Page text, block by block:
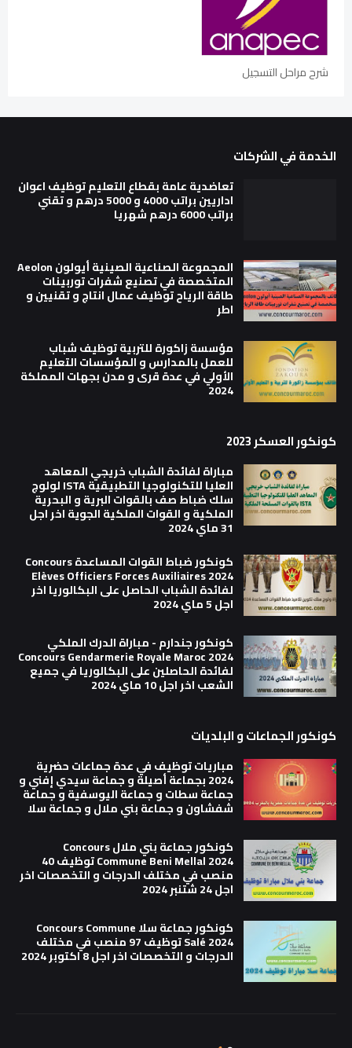
شرح مراحل التسجيل
الخدمة في الشركات
تعاضدية عامة بقطاع التعليم توظيف اعوان
اداريين براتب 4000 و 5000 درهم و تقني
براتب 6000 درهم شهريا
المجموعة الصناعية الصينية أيولون Aeolon
المتخصصة في تصنيع شفرات توربينات
طاقة الرياح توظيف عمال انتاج و تقنيين و
اطر
مؤسسة زاكورة للتربية توظيف شباب
للعمل بالمدارس و المؤسسات التعليم
الأولي في عدة قرى و مدن بجهات المملكة
2024
كونكور العسكر 2023
مباراة لفائدة الشباب خريجي المعاهد
العليا للتكنولوجيا التطبيقية ISTA لولوج
سلك ضباط صف بالقوات البرية و البحرية
الملكية و القوات الملكية الجوية اخر اجل
31 ماي 2024
كونكور ضباط القوات المساعدة Concours
Elèves Officiers Forces Auxiliaires 2024
لفائدة الشباب الحاصل على البكالوريا اخر
اجل 5 ماي 2024
كونكور جندارم - مباراة الدرك الملكي
Concours Gendarmerie Royale Maroc 2024
لفائدة الحاصلين على البكالوريا في جميع
الشعب اخر اجل 10 ماي 2024
كونكور الجماعات و البلديات
مباريات توظيف في عدة جماعات حضرية
2024 بجماعة أصيلة و جماعة سيدي إفني و
جماعة سطات و جماعة اليوسفية و جماعة
شفشاون و جماعة بني ملال و جماعة سلا
كونكور جماعة بني ملال Concours
Commune Beni Mellal 2024 توظيف 40
منصب في مختلف الدرجات و التخصصات اخر
اجل 24 شتنبر 2024
كونكور جماعة سلا Concours Commune
Salé 2024 توظيف 97 منصب في مختلف
الدرجات و التخصصات اخر اجل 8 اكتوبر 2024